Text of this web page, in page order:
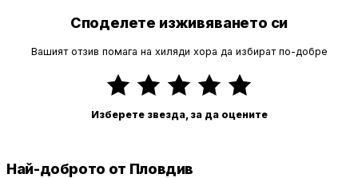
Споделете изживяването си
Вашият отзив помага на хиляди хора да избират по-добре
Изберете звезда, за да оцените
Най-доброто от Пловдив